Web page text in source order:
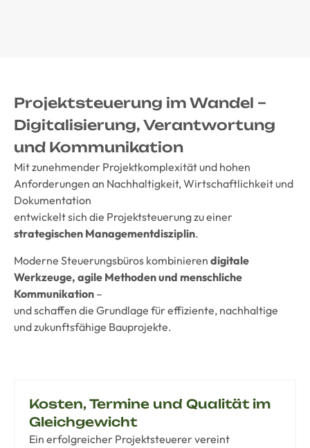
Projektsteuerung im Wandel –
Digitalisierung, Verantwortung
und Kommunikation
Mit zunehmender Projektkomplexität und hohen
Anforderungen an Nachhaltigkeit, Wirtschaftlichkeit und
Dokumentation
entwickelt sich die Projektsteuerung zu einer
strategischen Managementdisziplin.
Moderne Steuerungsbüros kombinieren digitale
Werkzeuge, agile Methoden und menschliche
Kommunikation –
und schaffen die Grundlage für effiziente, nachhaltige
und zukunftsfähige Bauprojekte.
Kosten, Termine und Qualität im
Gleichgewicht
Ein erfolgreicher Projektsteuerer vereint